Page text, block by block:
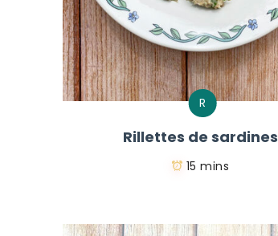
R
Rillettes de sardines
15 mins